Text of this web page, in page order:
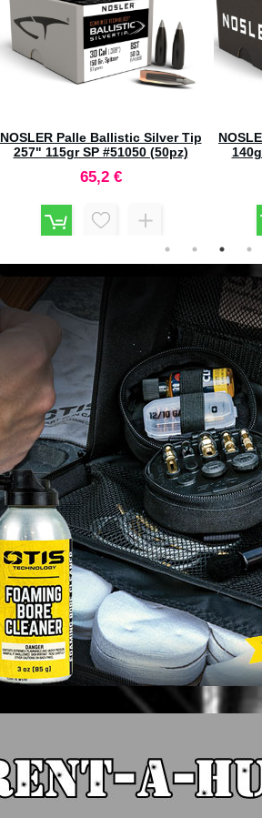
NOSLER Palle Ballistic Silver Tip
257" 115gr SP #51050 (50pz)
65,2 €